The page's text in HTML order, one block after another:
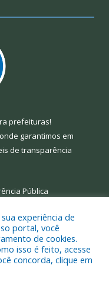
prefeituras!
garantimos em
de transparência
Pública
Municipal de Limoeiro
experiência de
portal, você
de cookies.
isso é feito, acesse
concorda, clique em